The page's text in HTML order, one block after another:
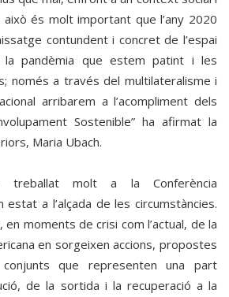
és molt important que l’any 2020
contundent i concret de l’espai
la pandèmia que estem patint i les
només a través del multilateralisme i
arribarem a l’acompliment dels
Sostenible” ha afirmat la
Maria Ubach.
treballat molt a la Conferència
estat a l’alçada de les circumstàncies.
moments de crisi com l’actual, de la
en sorgeixen accions, propostes
que representen una part
de la sortida i la recuperació a la